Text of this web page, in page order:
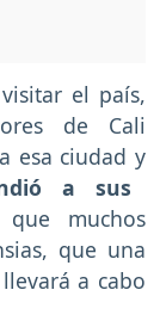
el país,
de Cali
esa ciudad y
a sus
muchos
que una
a cabo